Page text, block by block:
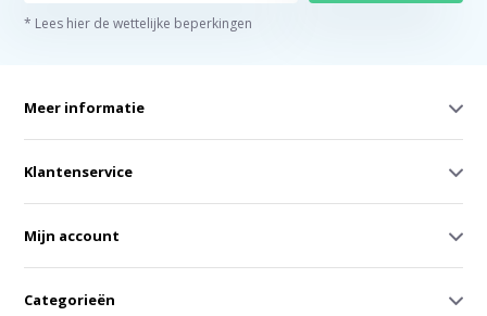
* Lees hier de wettelijke beperkingen
Meer informatie
Klantenservice
Mijn account
Categorieën